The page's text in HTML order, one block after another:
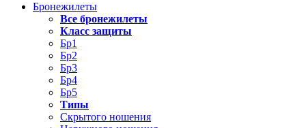
Бронежилеты
Все бронежилеты
Класс защиты
Бр1
Бр2
Бр3
Бр4
Бр5
Типы
Скрытого ношения